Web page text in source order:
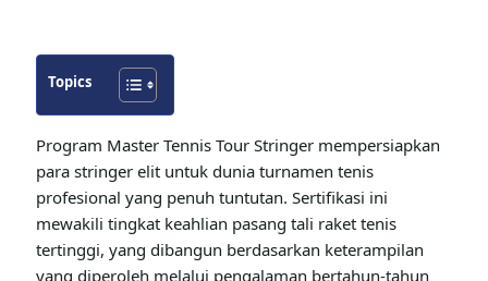
Topics
Program Master Tennis Tour Stringer mempersiapkan
para stringer elit untuk dunia turnamen tenis
profesional yang penuh tuntutan. Sertifikasi ini
mewakili tingkat keahlian pasang tali raket tenis
tertinggi, yang dibangun berdasarkan keterampilan
yang diperoleh melalui pengalaman bertahun-tahun